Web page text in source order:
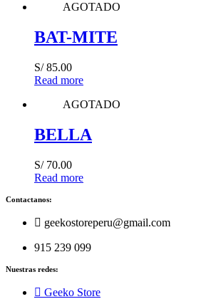
AGOTADO
BAT-MITE
S/85.00
Read more
AGOTADO
BELLA
S/70.00
Read more
Contactanos:
geekostoreperu@gmail.com
915 239 099
Nuestras redes:
Geeko Store